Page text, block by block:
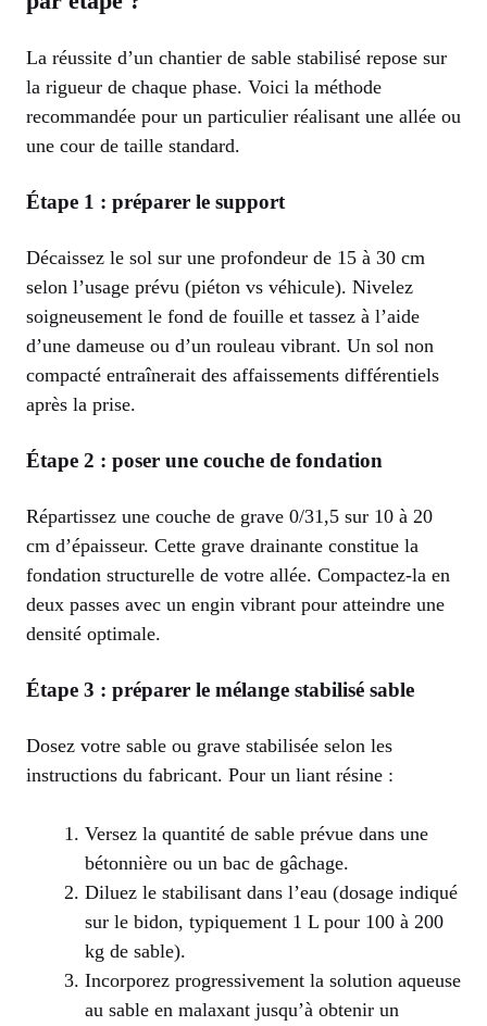
La réussite d’un chantier de sable stabilisé repose sur
la rigueur de chaque phase. Voici la méthode
recommandée pour un particulier réalisant une allée ou
une cour de taille standard.
Étape 1 : préparer le support
Décaissez le sol sur une profondeur de 15 à 30 cm
selon l’usage prévu (piéton vs véhicule). Nivelez
soigneusement le fond de fouille et tassez à l’aide
d’une dameuse ou d’un rouleau vibrant. Un sol non
compacté entraînerait des affaissements différentiels
après la prise.
Étape 2 : poser une couche de fondation
Répartissez une couche de grave 0/31,5 sur 10 à 20
cm d’épaisseur. Cette grave drainante constitue la
fondation structurelle de votre allée. Compactez-la en
deux passes avec un engin vibrant pour atteindre une
densité optimale.
Étape 3 : préparer le mélange stabilisé sable
Dosez votre sable ou grave stabilisée selon les
instructions du fabricant. Pour un liant résine :
Versez la quantité de sable prévue dans une
bétonnière ou un bac de gâchage.
Diluez le stabilisant dans l’eau (dosage indiqué
sur le bidon, typiquement 1 L pour 100 à 200
kg de sable).
Incorporez progressivement la solution aqueuse
au sable en malaxant jusqu’à obtenir un